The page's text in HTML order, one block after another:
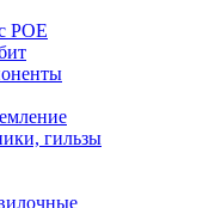
POE
гильзы